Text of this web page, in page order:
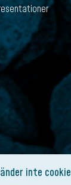
inte